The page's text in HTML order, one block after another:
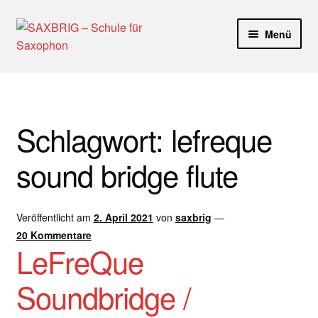
Zur
Navigation
Zum
Inhalt
Menü
Aktuelle Blog Artikel
ANMELDUNG
Dankeschön – Impro Basic Downloads (Youtube)
Datenschutz
Disclaimer
Schlagwort: lefreque
sound bridge flute
Veröffentlicht am 2. April 2021 von saxbrig —
20 Kommentare
LeFreQue
Soundbridge /